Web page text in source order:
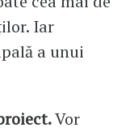
Iar
a unui
Vor